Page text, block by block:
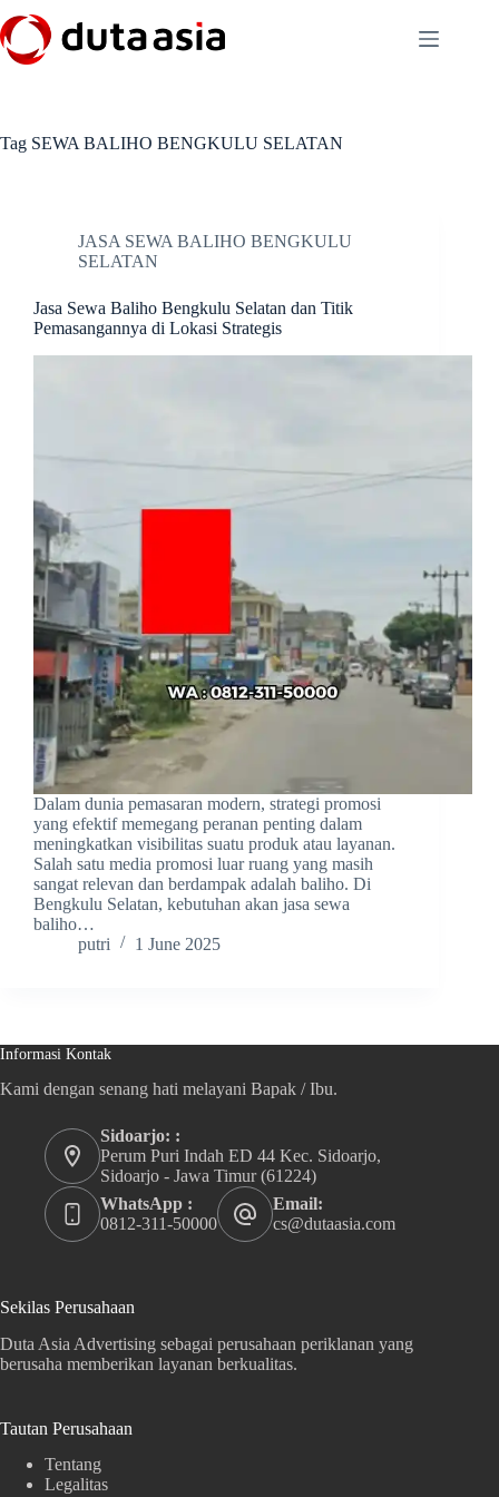
to
content
Tag SEWA BALIHO BENGKULU SELATAN
JASA SEWA BALIHO BENGKULU
SELATAN
Jasa Sewa Baliho Bengkulu Selatan dan Titik
Pemasangannya di Lokasi Strategis
Dalam dunia pemasaran modern, strategi promosi
yang efektif memegang peranan penting dalam
meningkatkan visibilitas suatu produk atau layanan.
Salah satu media promosi luar ruang yang masih
sangat relevan dan berdampak adalah baliho. Di
Bengkulu Selatan, kebutuhan akan jasa sewa
baliho…
putri
1 June 2025
Informasi Kontak
Kami dengan senang hati melayani Bapak / Ibu.
Sidoarjo: :
Perum Puri Indah ED 44 Kec. Sidoarjo,
Sidoarjo - Jawa Timur (61224)
WhatsApp :
0812-311-50000
Email:
cs@dutaasia.com
Sekilas Perusahaan
Duta Asia Advertising sebagai perusahaan periklanan yang
berusaha memberikan layanan berkualitas.
Tautan Perusahaan
Tentang
Legalitas